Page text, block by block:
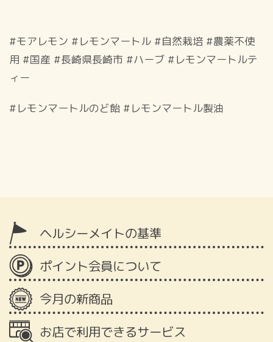
#モアレモン #レモンマートル #自然栽培 #農薬不使
用 #国産 #長崎県長崎市 #ハーブ #レモンマートルテ
ィー
#レモンマートルのど飴 #レモンマートル製油
ヘルシーメイトの基準
ポイント会員について
今月の新商品
お店で利用できるサービス